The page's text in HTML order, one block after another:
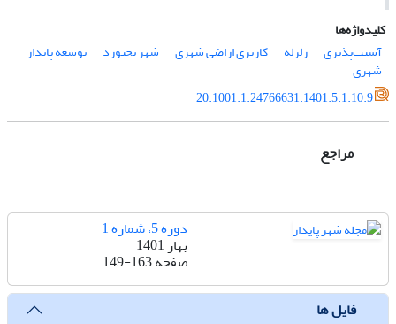
کلیدواژه‌ها
آسیب‌پذیری
زلزله کاربری اراضی شهری شهر بجنورد توسعه پایدار
شهری
20.1001.1.24766631.1401.5.1.10.9
مراجع
دوره 5، شماره 1
بهار 1401
صفحه149-163
فایل ها